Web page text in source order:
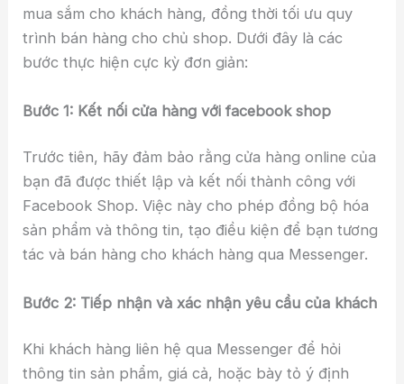
mua sắm cho khách hàng, đồng thời tối ưu quy
trình bán hàng cho chủ shop. Dưới đây là các
bước thực hiện cực kỳ đơn giản:
Bước 1: Kết nối cửa hàng với facebook shop
Trước tiên, hãy đảm bảo rằng cửa hàng online của
bạn đã được thiết lập và kết nối thành công với
Facebook Shop. Việc này cho phép đồng bộ hóa
sản phẩm và thông tin, tạo điều kiện để bạn tương
tác và bán hàng cho khách hàng qua Messenger.
Bước 2: Tiếp nhận và xác nhận yêu cầu của khách
Khi khách hàng liên hệ qua Messenger để hỏi
thông tin sản phẩm, giá cả, hoặc bày tỏ ý định